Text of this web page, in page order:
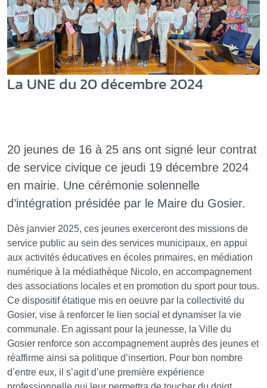
La UNE du 20 décembre 2024
20 jeunes de 16 à 25 ans ont signé leur contrat
de service civique ce jeudi 19 décembre 2024
en mairie. Une cérémonie solennelle
d’intégration présidée par le Maire du Gosier.
Dès janvier 2025, ces jeunes exerceront des missions de
service public au sein des services municipaux, en appui
aux activités éducatives en écoles primaires, en médiation
numérique à la médiathèque Nicolo, en accompagnement
des associations locales et en promotion du sport pour tous.
Ce dispositif étatique mis en oeuvre par la collectivité du
Gosier, vise à renforcer le lien social et dynamiser la vie
communale. En agissant pour la jeunesse, la Ville du
Gosier renforce son accompagnement auprès des jeunes et
réaffirme ainsi sa politique d’insertion. Pour bon nombre
d’entre eux, il s’agit d’une première expérience